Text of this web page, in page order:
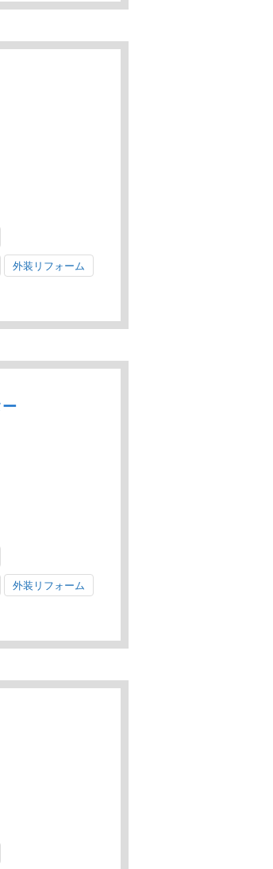
外装リフォーム
外装リフォーム